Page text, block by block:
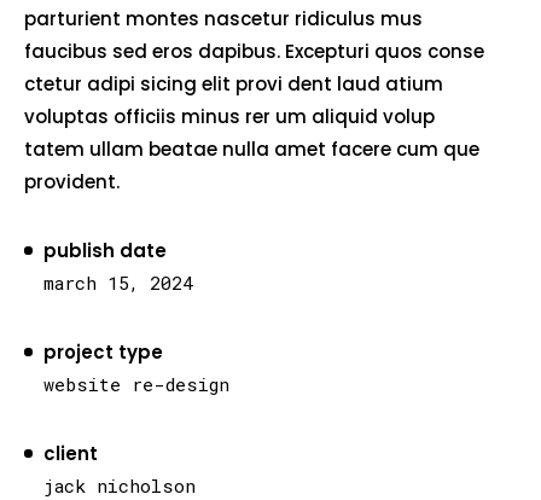
parturient montes nascetur ridiculus mus
faucibus sed eros dapibus. Excepturi quos conse
ctetur adipi sicing elit provi dent laud atium
voluptas officiis minus rer um aliquid volup
tatem ullam beatae nulla amet facere cum que
provident.
publish date
march 15, 2024
project type
website re-design
client
jack nicholson